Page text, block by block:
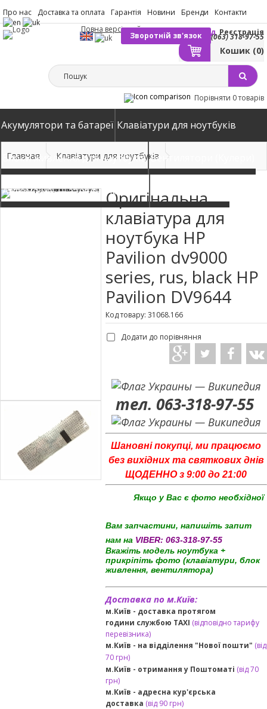
Про нас Доставка та оплата Гарантія Новини Бренди Контакти
(063) 318-97-55
Зворотній зв'язокВхід Реєстрація
Кошик (0)
Повна версія сайту
Порівняти 0 товарів
Акумулятори та батареї Клавіатури для ноутбуків
Блоки живлення для ноутбуків Вентилятори (Кулери)
Автомобільні зарядні пристрої
Главная Клавіатури для ноутбуків
Оригінальна
клавіатура для
ноутбука HP
Pavilion dv9000
series, rus, black HP
Pavilion DV9644
Код товару: 31068.166
Додати до порівняння
тел. 063-318-97-55
Шановні покупці, ми працюємо
без вихідних та святкових днів
ЩОДЕННО з 9:00 до 21:00
Якщо у Вас є фото необхідної
Вам запчастини, напишіть запит
нам на VIBER: 063-318-97-55
Вкажіть модель ноутбука +
прикріпіть фото (клавіатури, блок
живлення, вентилятора)
Доставка по м.Київ:
м.Київ - доставка протягом
години службою TAXI (відповідно тарифу
перевізника)
м.Київ - на відділення "Нової пошти" (від
70 грн)
м.Київ - отримання у Поштоматі (від 70
грн)
м.Київ - адресна кур'єрська
доставка (від90 грн)